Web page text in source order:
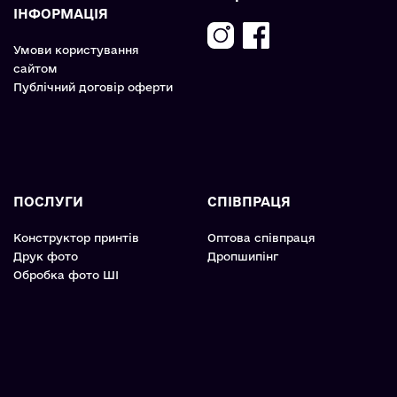
ІНФОРМАЦІЯ
Умови користування
сайтом
Публічний договір оферти
ПОСЛУГИ
Конструктор принтів
Друк фото
Обробка фото ШІ
СПІВПРАЦЯ
Оптова співпраця
Дропшипінг